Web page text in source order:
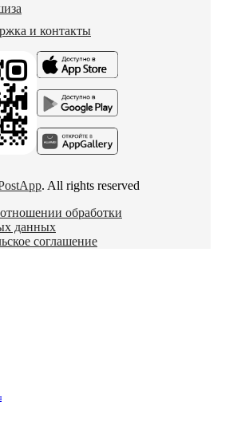
и контакты
. All rights reserved
обработки
данных
соглашение